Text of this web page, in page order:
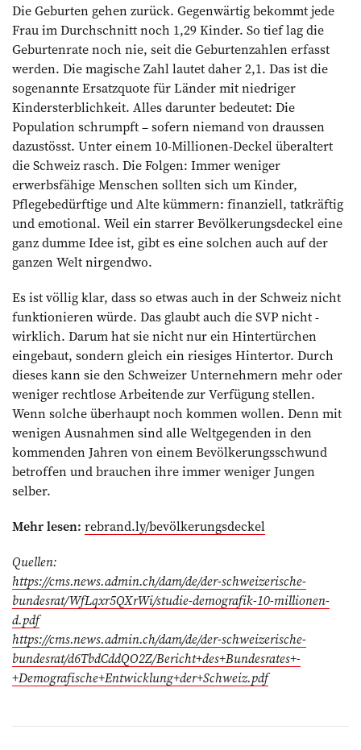
Die Geburten gehen zurück. Gegenwärtig bekommt jede
Frau im Durchschnitt noch 1,29 Kinder. So tief lag die
Geburtenrate noch nie, seit die Geburtenzahlen erfasst
werden. Die magische Zahl lautet daher 2,1. Das ist die
sogenannte Ersatzquote für Länder mit niedriger
Kindersterblichkeit. Alles darunter bedeutet: Die
Population schrumpft – sofern niemand von draus­sen
dazustösst. Unter einem 10-Millionen-Deckel überaltert
die Schweiz rasch. Die Folgen: Immer weniger
erwerbsfähige Menschen sollten sich um Kinder,
Pflegebedürftige und Alte kümmern: finanziell, tatkräftig
und emotional. Weil ein ­starrer Bevölkerungsdeckel eine
ganz dumme Idee ist, gibt es eine solchen auch auf der
ganzen Welt nirgendwo.
Es ist völlig klar, dass so etwas auch in der Schweiz nicht
funktionieren würde. Das glaubt auch die SVP nicht ­
wirklich. Darum hat sie nicht nur ein Hintertürchen
eingebaut, sondern gleich ein riesiges Hintertor. Durch
dieses kann sie den Schweizer Unternehmern mehr oder
weniger rechtlose Arbeitende zur Verfügung stellen.
Wenn solche überhaupt noch kommen wollen. Denn mit
wenigen Ausnahmen sind alle Weltgegenden in den
kommenden Jahren von einem Bevölkerungsschwund
betroffen und brauchen ihre immer weniger Jungen
selber.
Mehr lesen: rebrand.ly/bevölkerungsdeckel
Quellen:
https://cms.news.admin.ch/dam/de/der-schweizerische-
bundesrat/WfLqxr5QXrWi/studie-demografik-10-millionen-
d.pdf
https://cms.news.admin.ch/dam/de/der-schweizerische-
bundesrat/d6TbdCddQO2Z/Bericht+des+Bundesrates+-
+Demografische+Entwicklung+der+Schweiz.pdf